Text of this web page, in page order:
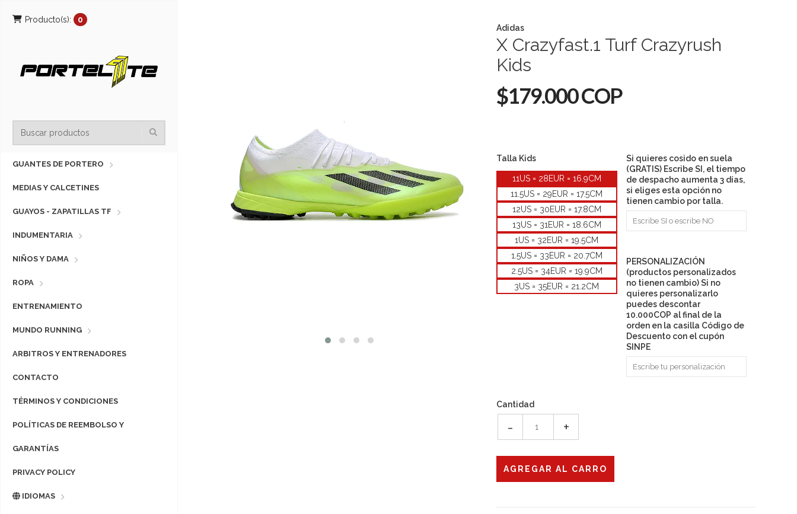
Producto(s): 0
GUANTES DE PORTERO
MEDIAS Y CALCETINES
GUAYOS - ZAPATILLAS TF
INDUMENTARIA
NIÑOS Y DAMA
ROPA
ENTRENAMIENTO
MUNDO RUNNING
ARBITROS Y ENTRENADORES
CONTACTO
TÉRMINOS Y CONDICIONES
POLÍTICAS DE REEMBOLSO Y
GARANTÍAS
PRIVACY POLICY
IDIOMAS
Adidas
X Crazyfast.1 Turf Crazyrush
Kids
$179.000 COP
Talla Kids
11US = 28EUR = 16.9CM
11.5US = 29EUR = 17.5CM
12US = 30EUR = 17.8CM
13US = 31EUR = 18.6CM
1US = 32EUR = 19.5CM
1.5US = 33EUR = 20.7CM
2.5US = 34EUR = 19.9CM
3US = 35EUR = 21.2CM
Si quieres cosido en suela
(GRATIS) Escribe SI, el tiempo
de despacho aumenta 3 días,
si eliges esta opción no
tienen cambio por talla.
PERSONALIZACIÓN
(productos personalizados
no tienen cambio) Si no
quieres personalizarlo
puedes descontar
10.000COP al final de la
orden en la casilla Código de
Descuento con el cupón
SINPE
Cantidad
- +